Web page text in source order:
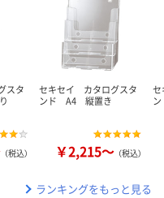
スタ
（税込）
セキセイ カタログスタ
ンド A4 縦置き
￥2,215～ （税込）
ランキングをもっと見る